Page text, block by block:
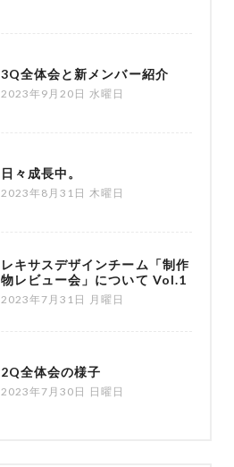
3Q全体会と新メンバー紹介
2023年9月20日 水曜日
日々成長中。
2023年8月31日 木曜日
レキサスデザインチーム「制作
物レビュー会」について Vol.1
2023年7月31日 月曜日
2Q全体会の様子
2023年7月30日 日曜日